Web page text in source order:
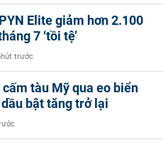
Elite giảm hơn 2.100
7 ‘tồi tệ’
trước
tàu Mỹ qua eo biển
bật tăng trở lại